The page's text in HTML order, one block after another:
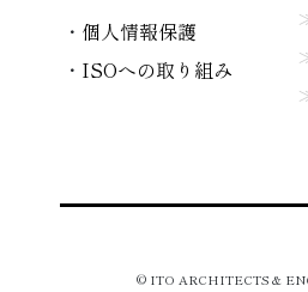
個人情報保護
ISOへの取り組み
© ITO ARCHITECTS &